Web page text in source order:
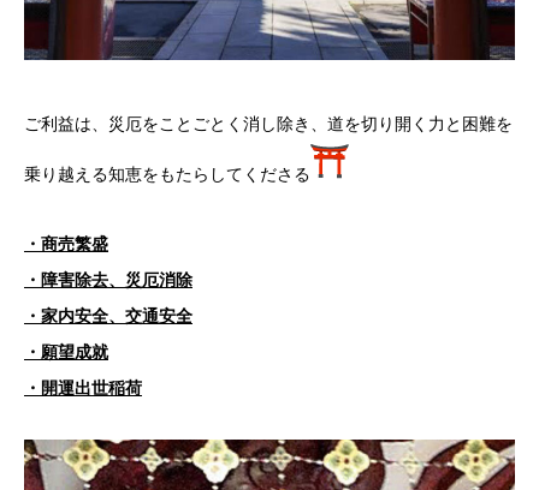
ご利益は、災厄をことごとく消し除き、道を切り開く力と困難を
乗り越える知恵をもたらしてくださる
・商売繁盛
・障害除去、災厄消除
・家内安全、交通安全
・願望成就
・開運出世稲荷